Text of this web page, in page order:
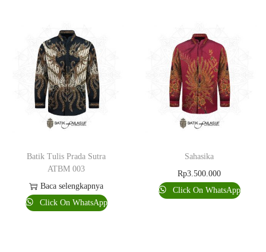
Batik Tulis Prada Sutra
ATBM 003
Baca selengkapnya
Click On WhatsApp
Sahasika
Rp3.500.000
Click On WhatsApp